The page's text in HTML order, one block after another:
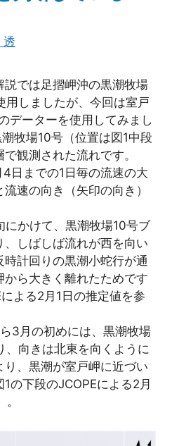
透
では足摺岬沖の黒潮牧場
用しましたが、今回は室戸
データーを使用してみまし
牧場10号（位置は図1中段
観測された流れです。
日までの1日毎の流速の大
速の向き（矢印の向き）
にかけて、黒潮牧場10号ブ
しばしば流れが西を向い
計回りの黒潮小蛇行が通
ら大きく離れたためです
による2月1日の推定値を参
3月の初めには、黒潮牧場
、向きは北東を向くように
、黒潮が室戸岬に近づい
の下段のJCOPEによる2月